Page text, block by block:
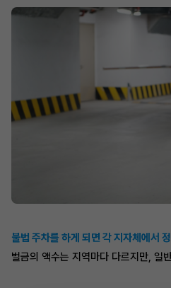
불법 주차를 하게 되면 각 지자체에서
벌금의 액수는 지역마다 다르지만, 일